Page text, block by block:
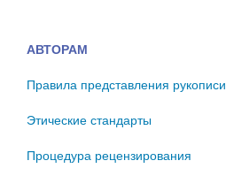
АВТОРАМ
Правила представления рукописи
Этические стандарты
Процедура рецензирования